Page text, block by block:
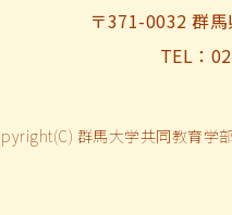
〒371-0032 群
TEL：
群馬大学共同教育学